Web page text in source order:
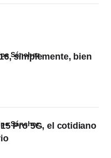
simplemente, bien
Sánchez
Pro 5G, el cotidiano
Sánchez